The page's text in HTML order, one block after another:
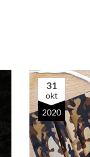
31
okt
2020